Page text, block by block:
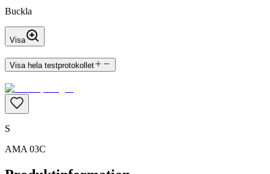
Buckla
Visa
Visa hela testprotokollet
S
AMA 03C